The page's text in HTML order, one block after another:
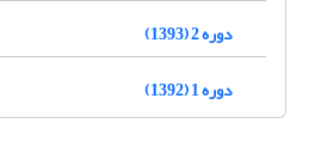
دوره 2 (1393)
دوره 1 (1392)